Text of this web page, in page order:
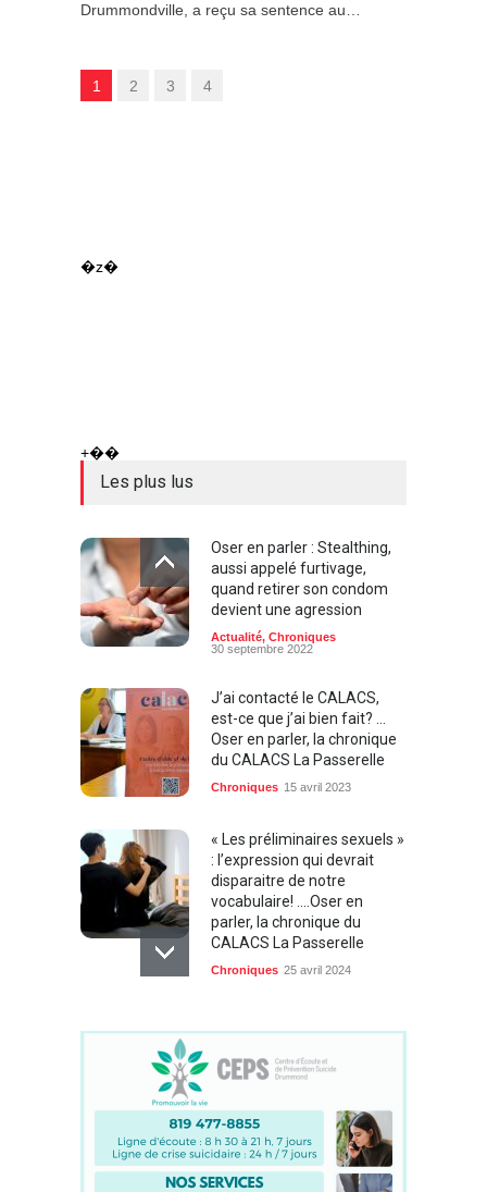
Drummondville, a reçu sa sentence au…
1 2 3 4
�z�
+��
Les plus lus
Oser en parler : Stealthing,
aussi appelé furtivage,
quand retirer son condom
devient une agression
Actualité, Chroniques
30 septembre 2022
J’ai contacté le CALACS,
est-ce que j’ai bien fait? …
Oser en parler, la chronique
du CALACS La Passerelle
Chroniques 15 avril 2023
« Les préliminaires sexuels »
: l’expression qui devrait
disparaitre de notre
vocabulaire! ....Oser en
parler, la chronique du
CALACS La Passerelle
Chroniques 25 avril 2024
parler, la chronique du
CALACS La Passerelle
Chroniques 12 mai 2023
Pas de vacances pour la
violence… Oser en parler, la